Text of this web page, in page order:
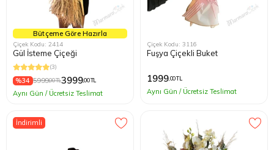
Bütçeme Göre Hazırla
Çiçek Kodu: 2414
Gül İsteme Çiçeği
(3)
%34 5999,00 TL3999,00 TL
Aynı Gün / Ücretsiz Teslimat
Çiçek Kodu: 3116
Fuşya Çiçekli Buket
1999,00 TL
Aynı Gün / Ücretsiz Teslimat
İndirimli